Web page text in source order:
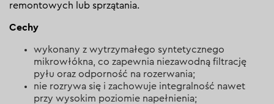
remontowych lub sprzątania.
Cechy
wykonany z wytrzymałego syntetycznego
mikrowłókna, co zapewnia niezawodną filtrację
pyłu oraz odporność na rozerwania;
nie rozrywa się i zachowuje integralność nawet
przy wysokim poziomie napełnienia;